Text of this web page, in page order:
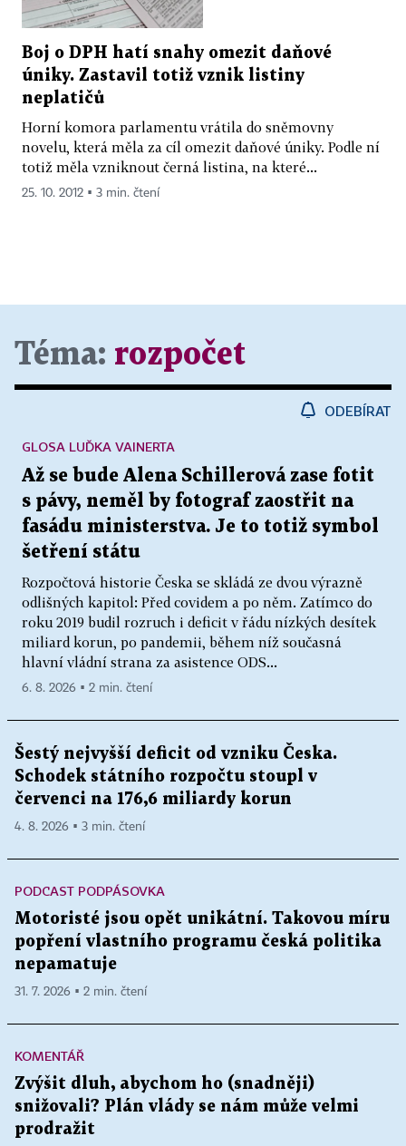
Boj o DPH hatí snahy omezit daňové
úniky. Zastavil totiž vznik listiny
neplatičů
Horní komora parlamentu vrátila do sněmovny
novelu, která měla za cíl omezit daňové úniky. Podle ní
totiž měla vzniknout černá listina, na které...
25. 10. 2012 ▪ 3 min. čtení
Téma: rozpočet
ODEBÍRAT
Až se bude Alena Schillerová zase fotit
s pávy, neměl by fotograf zaostřit na
fasádu ministerstva. Je to totiž symbol
šetření státu
Rozpočtová historie Česka se skládá ze dvou výrazně
odlišných kapitol: Před covidem a po něm. Zatímco do
roku 2019 budil rozruch i deficit v řádu nízkých desítek
miliard korun, po pandemii, během níž současná
hlavní vládní strana za asistence ODS...
GLOSA LUĎKA VAINERTA
6. 8. 2026 ▪ 2 min. čtení
Šestý nejvyšší deficit od vzniku Česka.
Schodek státního rozpočtu stoupl v
červenci na 176,6 miliardy korun
4. 8. 2026 ▪ 3 min. čtení
PODCAST PODPÁSOVKA
Motoristé jsou opět unikátní. Takovou míru
popření vlastního programu česká politika
nepamatuje
31. 7. 2026 ▪ 2 min. čtení
KOMENTÁŘ
Zvýšit dluh, abychom ho (snadněji)
snižovali? Plán vlády se nám může velmi
prodražit